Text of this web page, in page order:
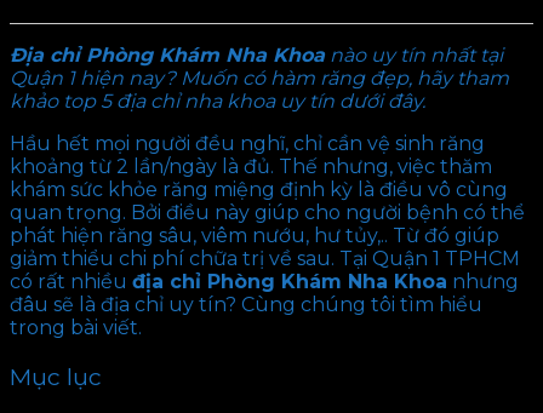
Địa chỉ Phòng Khám Nha Khoanào uy tín nhất tại
Quận 1 hiện nay? Muốn có hàm răng đẹp, hãy tham
khảo top 5 địa chỉ nha khoa uy tín dưới đây.
Hầu hết mọi người đều nghĩ, chỉ cần vệ sinh răng
khoảng từ 2 lần/ngày là đủ. Thế nhưng, việc thăm
khám sức khỏe răng miệng định kỳ là điều vô cùng
quan trọng. Bởi điều này giúp cho người bệnh có thể
phát hiện răng sâu, viêm nướu, hư tủy,.. Từ đó giúp
giảm thiểu chi phí chữa trị về sau. Tại Quận 1 TPHCM
có rất nhiều địa chỉ Phòng Khám Nha Khoa nhưng
đâu sẽ là địa chỉ uy tín? Cùng chúng tôi tìm hiểu
trong bài viết.
Mục lục